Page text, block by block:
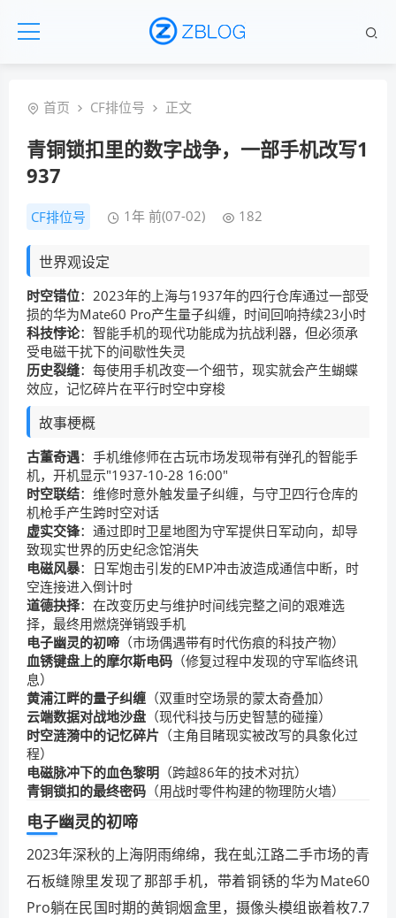
首页 CF排位号 正文
青铜锁扣里的数字战争，一部手机改写1
937
CF排位号 1年 前(07-02) 182
世界观设定
时空错位：2023年的上海与1937年的四行仓库通过一部受
损的华为Mate60 Pro产生量子纠缠，时间回响持续23小时
科技悖论：智能手机的现代功能成为抗战利器，但必须承
受电磁干扰下的间歇性失灵
历史裂缝：每使用手机改变一个细节，现实就会产生蝴蝶
效应，记忆碎片在平行时空中穿梭
故事梗概
古董奇遇：手机维修师在古玩市场发现带有弹孔的智能手
机，开机显示"1937-10-28 16:00"
时空联结：维修时意外触发量子纠缠，与守卫四行仓库的
机枪手产生跨时空对话
虚实交锋：通过即时卫星地图为守军提供日军动向，却导
致现实世界的历史纪念馆消失
电磁风暴：日军炮击引发的EMP冲击波造成通信中断，时
空连接进入倒计时
道德抉择：在改变历史与维护时间线完整之间的艰难选
择，最终用燃烧弹销毁手机
电子幽灵的初啼 （市场偶遇带有时代伤痕的科技产物）
血锈键盘上的摩尔斯电码 （修复过程中发现的守军临终讯
息）
黄浦江畔的量子纠缠 （双重时空场景的蒙太奇叠加）
云端数据对战地沙盘 （现代科技与历史智慧的碰撞）
时空涟漪中的记忆碎片 （主角目睹现实被改写的具象化过
程）
电磁脉冲下的血色黎明 （跨越86年的技术对抗）
青铜锁扣的最终密码 （用战时零件构建的物理防火墙）
电子幽灵的初啼
2023年深秋的上海阴雨绵绵，我在虬江路二手市场的青
石板缝隙里发现了那部手机，带着铜锈的华为Mate60
Pro躺在民国时期的黄铜烟盒里，摄像头模组嵌着枚7.7